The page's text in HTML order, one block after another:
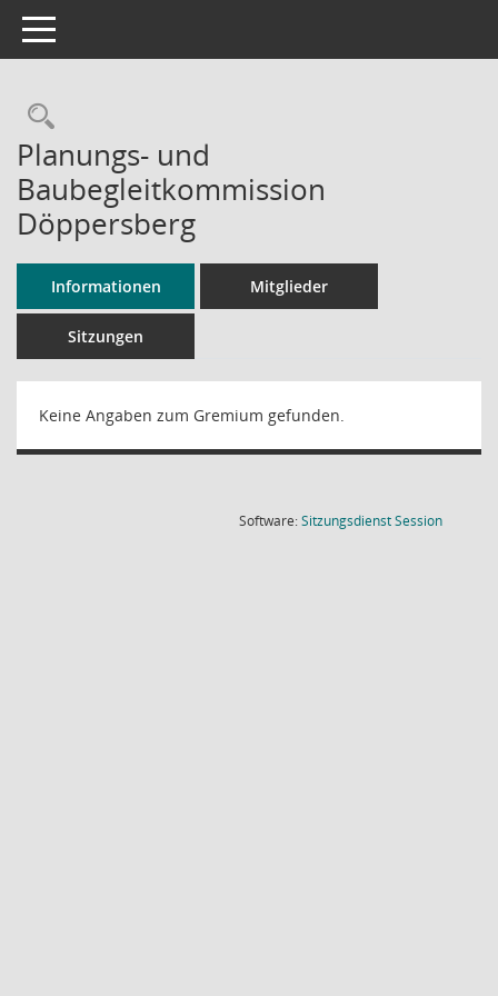
Toggle navigation
Rechercheauswahl
Planungs- und
Baubegleitkommission
Döppersberg
Informationen Mitglieder
Sitzungen
Keine Angaben zum Gremium gefunden.
Software:SitzungsdienstSession(Wird in